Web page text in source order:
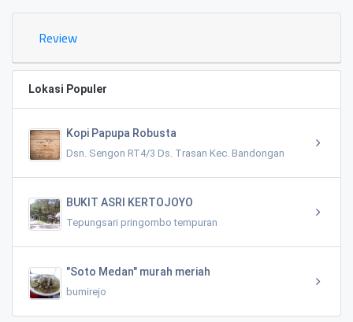
Review
Lokasi Populer
Kopi Papupa Robusta
Dsn. Sengon RT4/3 Ds. Trasan Kec. Bandongan
BUKIT ASRI KERTOJOYO
Tepungsari pringombo tempuran
"Soto Medan" murah meriah
bumirejo